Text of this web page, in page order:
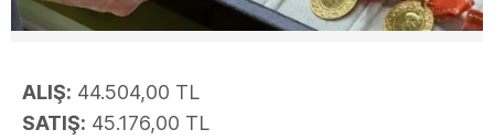
ALIŞ: 44.504,00 TL
SATIŞ: 45.176,00 TL